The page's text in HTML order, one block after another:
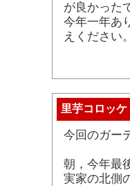
が良かった
今年一年あ
えください
里芋コロッケ
今回のガー
朝，今年最
実家の北側